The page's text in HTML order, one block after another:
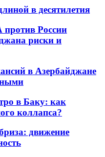
в десятилетия
России
риски и
в Азербайджане
в Баку: как
коллапса?
движение